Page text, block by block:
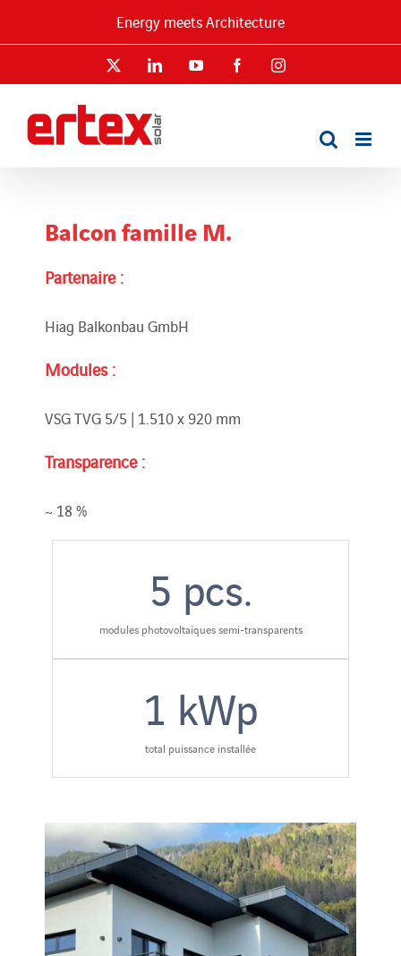
Energy meets Architecture
LinkedInYouTube FacebookInstagram
Balcon famille M.
Partenaire :
Hiag Balkonbau GmbH
Modules :
VSG TVG 5/5 | 1.510 x 920 mm
Transparence :
~ 18 %
5 pcs.
modules photovoltaïques semi-transparents
1 kWp
total puissance installée